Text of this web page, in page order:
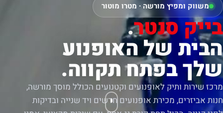
משווק ומפיץ מורשה · מטרו מוטור
בייק סנטר.
הבית של האופנוע
שלך בפתח תקווה.
מרכז שירות ותיק לאופנועים וקטנועים הכולל מוסך מורשה,
חנות אביזרים, מכירת אופנועים חדשים ויד שנייה ובדיקות